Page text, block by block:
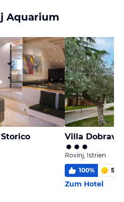
Aquarium
Villa
Rovinj, Istrien
100% 5,5
Zum Hotel